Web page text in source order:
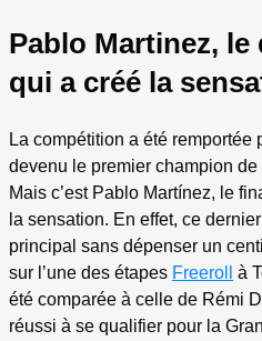
Pablo Martinez,
qui a créé la
La compétition a été
devenu le premier champion
Mais c’est Pablo Martínez, le
la sensation. En effet, ce
principal sans dépenser un
sur l’une des étapes Freeroll
à
été comparée à celle de Rémi
réussi à se qualifier pour la